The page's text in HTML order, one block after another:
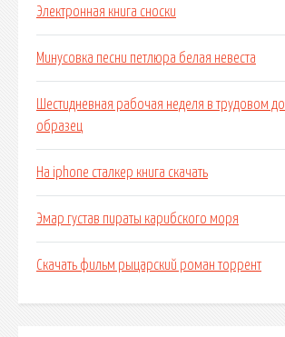
Электронная книга сноски
Минусовка песни петлюра белая невеста
Шестидневная рабочая неделя в трудовом
образец
На iphone сталкер книга скачать
Эмар густав пираты карибского моря
Скачать фильм рыцарский роман торрент